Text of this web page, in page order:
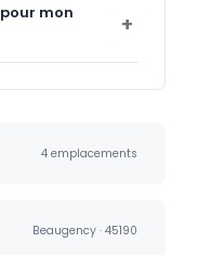
mon
4 emplacements
Beaugency · 45190